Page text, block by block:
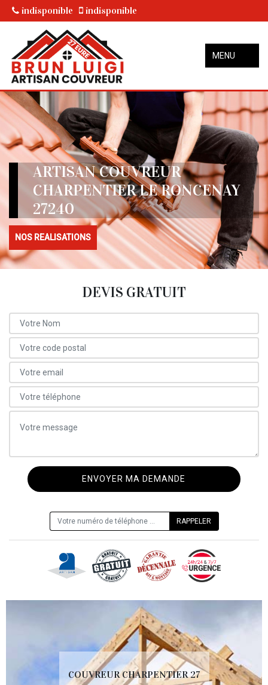
indisponible indisponible
MENU
ARTISAN COUVREUR
CHARPENTIER LE RONCENAY
27240
NOS REALISATIONS
DEVIS GRATUIT
COUVREUR CHARPENTIER 27